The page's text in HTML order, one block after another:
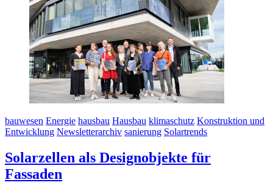
bauwesen Energie hausbau Hausbau klimaschutz Konstruktion und
Entwicklung Newsletterarchiv sanierung Solartrends
Solarzellen als Designobjekte für
Fassaden